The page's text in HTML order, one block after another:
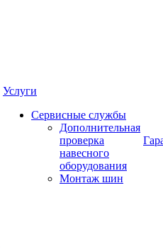
Услуги
Сервисные службы
Дополнительная
проверка
навесного
оборудования
Монтаж шин